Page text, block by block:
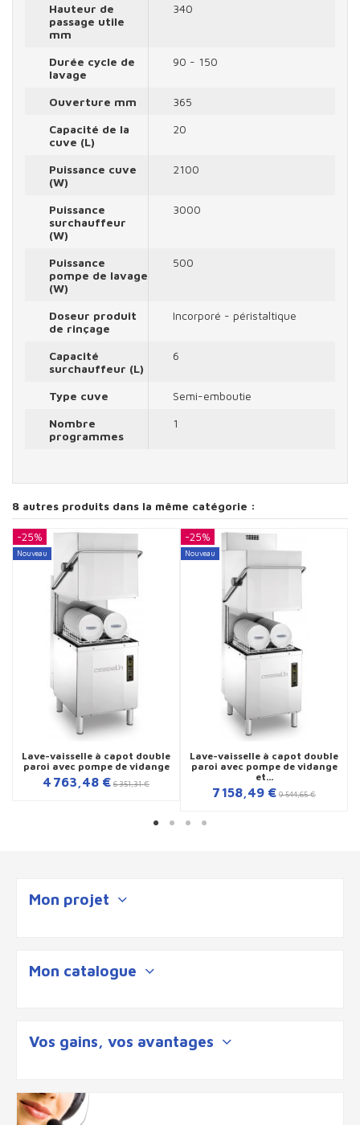
Hauteur de
passage utile
mm
340
Durée cycle de
lavage
90 - 150
Ouverture mm
365
Capacité de la
cuve (L)
20
Puissance cuve
(W)
2100
Puissance
surchauffeur
(W)
3000
Puissance
pompe de lavage
(W)
500
Doseur produit
de rinçage
Incorporé - péristaltique
Capacité
surchauffeur (L)
6
Type cuve
Semi-emboutie
Nombre
programmes
1
8 autres produits dans la même catégorie :
-25%
Nouveau
Lave-vaisselle à capot double
paroi avec pompe de vidange
4 763,48 € 6 351,31 €
-25%
Nouveau
Lave-vaisselle à capot double
paroi avec pompe de vidange
et...
7 158,49 € 9 544,65 €
Mon projet
Mon catalogue
Vos gains, vos avantages